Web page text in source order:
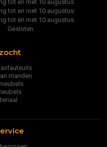
tot en met 10 augustus
tot en met 10 augustus
tot en met 10 augustus
Gesloten
manden